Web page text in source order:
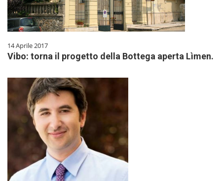
14 Aprile 2017
Vibo: torna il progetto della Bottega aperta Lìmen.